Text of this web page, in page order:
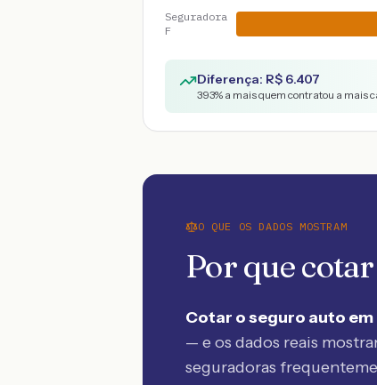
Seguradora
F
Diferença: R$ 6.407
393% a mais quem contratou a mais
O QUE OS DADOS MOSTRAM
Por que
Cotar o seguro auto
— e os dados reais
seguradoras